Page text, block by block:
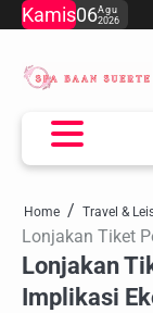
Skip
content
Kamis06Agu
2026
Home Travel &
Lonjakan Tiket
Lonjakan
Implikasi